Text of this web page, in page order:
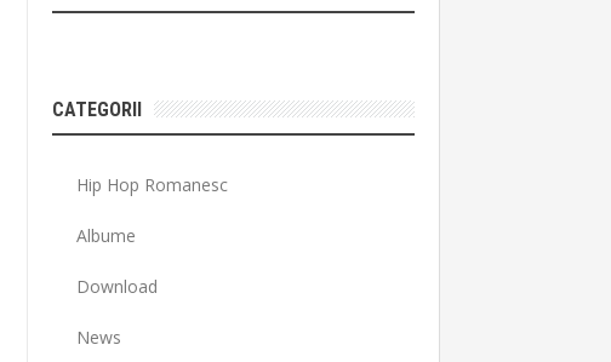
CATEGORII
Hip Hop Romanesc
Albume
Download
News